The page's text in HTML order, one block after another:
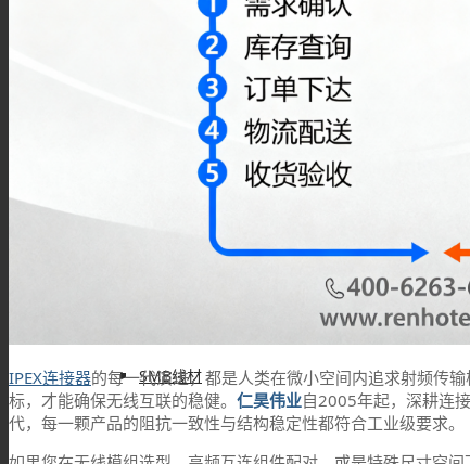
BNC线材
SMA线材
SMB线材
IPEX连接器的每一代演进，都是人类在微小空间内追求射频传
标，才能确保无线互联的稳健。 仁昊伟业自2005年起，深耕连
代，每一颗产品的阻抗一致性与结构稳定性都符合工业级要求。